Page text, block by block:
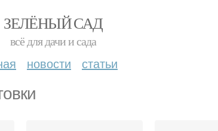
ЗЕЛЁНЫЙ САД
всё для дачи и сада
новости статьи